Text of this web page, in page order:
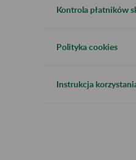
Kontrola płatników
Polityka cookies
Instrukcja